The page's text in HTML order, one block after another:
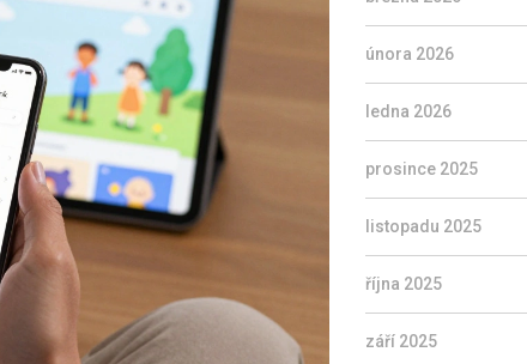
února 2026
ledna 2026
prosince 2025
listopadu 2025
října 2025
září 2025